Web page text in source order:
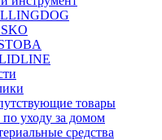
товары
по уходу за домом
средства